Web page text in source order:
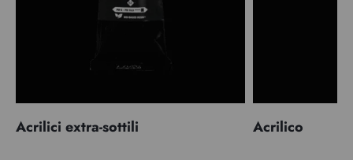
Acrilici extra-sottili Acrilico